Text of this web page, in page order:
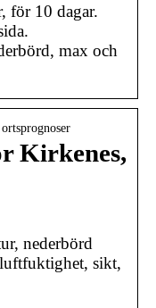
för 10 dagar.
max och
Kirkenes,
nederbörd
sikt,